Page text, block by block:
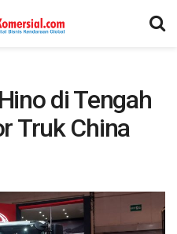
di Tengah
Truk China